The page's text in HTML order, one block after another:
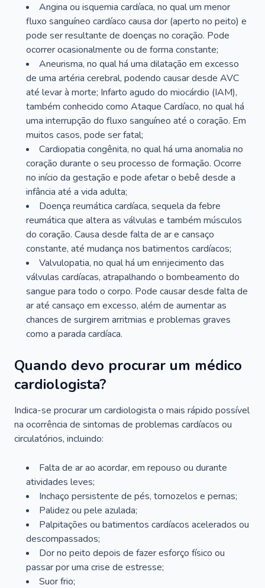
Angina ou isquemia cardíaca, no qual um menor
fluxo sanguíneo cardíaco causa dor (aperto no peito) e
pode ser resultante de doenças no coração. Pode
ocorrer ocasionalmente ou de forma constante;
Aneurisma, no qual há uma dilatação em excesso
de uma artéria cerebral, podendo causar desde AVC
até levar à morte; Infarto agudo do miocárdio (IAM),
também conhecido como Ataque Cardíaco, no qual há
uma interrupção do fluxo sanguíneo até o coração. Em
muitos casos, pode ser fatal;
Cardiopatia congênita, no qual há uma anomalia no
coração durante o seu processo de formação. Ocorre
no início da gestação e pode afetar o bebê desde a
infância até a vida adulta;
Doença reumática cardíaca, sequela da febre
reumática que altera as válvulas e também músculos
do coração. Causa desde falta de ar e cansaço
constante, até mudança nos batimentos cardíacos;
Valvulopatia, no qual há um enrijecimento das
válvulas cardíacas, atrapalhando o bombeamento do
sangue para todo o corpo. Pode causar desde falta de
ar até cansaço em excesso, além de aumentar as
chances de surgirem arritmias e problemas graves
como a parada cardíaca.
Quando devo procurar um médico
cardiologista?
Indica-se procurar um cardiologista o mais rápido possível
na ocorrência de sintomas de problemas cardíacos ou
circulatórios, incluindo:
Falta de ar ao acordar, em repouso ou durante
atividades leves;
Inchaço persistente de pés, tornozelos e pernas;
Palidez ou pele azulada;
Palpitações ou batimentos cardíacos acelerados ou
descompassados;
Dor no peito depois de fazer esforço físico ou
passar por uma crise de estresse;
Suor frio;